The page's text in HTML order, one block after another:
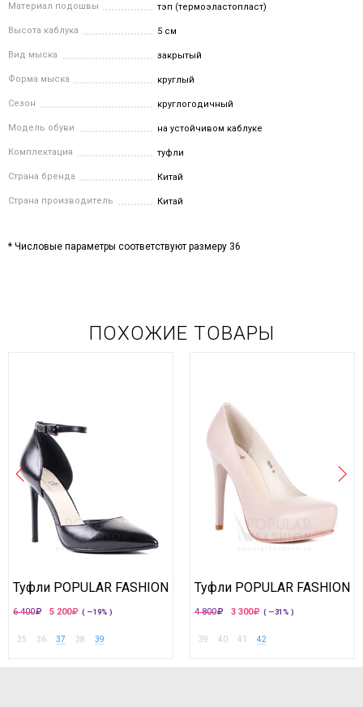
Материал подошвы тэп (термоэластопласт)
Высота каблука 5 см
Вид мыска закрытый
Форма мыска круглый
Сезон круглогодичный
Модель обуви на устойчивом каблуке
Комплектация туфли
Страна бренда Китай
Страна производитель Китай
* Числовые параметры соответствуют размеру 36
ПОХОЖИЕ ТОВАРЫ
Туфли POPULAR FASHION
6 400 5 200 ( —19% )
35 36 37 38 39
Туфли POPULAR FASHION
4 800 3 300 ( —31% )
39 40 41 42